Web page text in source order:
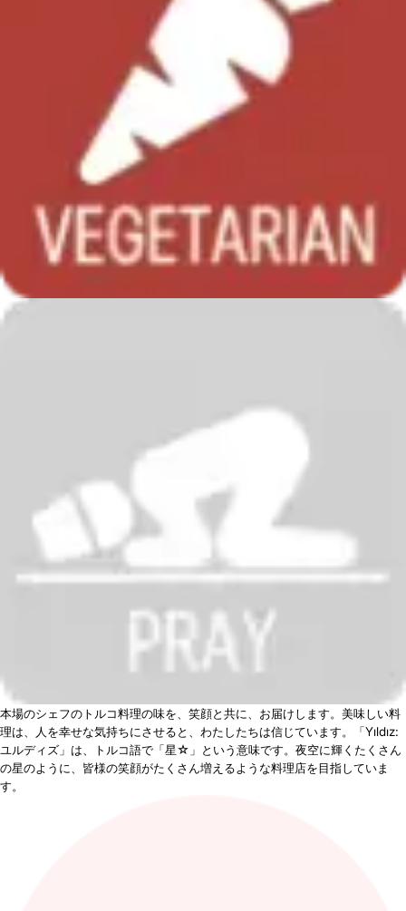
本場のシェフのトルコ料理の味を、笑顔と共に、お届けします。美味しい料
理は、人を幸せな気持ちにさせると、わたしたちは信じています。「Yıldız:
ユルディズ」は、トルコ語で「星☆」という意味です。夜空に輝くたくさん
の星のように、皆様の笑顔がたくさん増えるような料理店を目指していま
す。